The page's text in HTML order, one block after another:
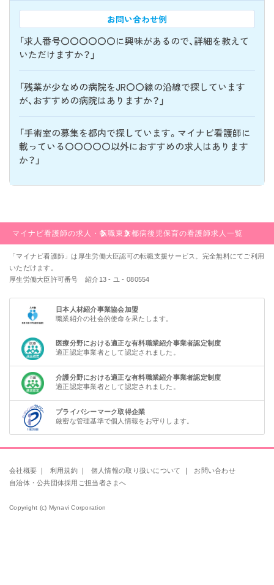
該当件数
お問い合わせ例
「求人番号〇〇〇〇〇〇に興味があるので、詳細を教えて
いただけますか？」
「残業が少なめの病院をJR〇〇線の沿線で探しています
が、おすすめの病院はありますか？」
「手術室の募集を都内で探しています。マイナビ看護師に
載っている〇〇〇〇〇以外におすすめの求人はあります
か？」
マイナビ看護師の求人・転職東京都病後児保育の看護師求人一覧
「マイナビ看護師」は厚生労働大臣認可の転職支援サービス。完全無料にてご利用
いただけます。
厚生労働大臣許可番号 紹介13 - ユ - 080554
日本人材紹介事業協会加盟
職業紹介の社会的使命を果たします。
医療分野における適正な有料職業紹介事業者認定制度
適正認定事業者として認定されました。
介護分野における適正な有料職業紹介事業者認定制度
適正認定事業者として認定されました。
プライバシーマーク取得企業
厳密な管理基準で個人情報をお守りします。
会社概要 利用規約 個人情報の取り扱いについて
お問い合わせ
自治体・公共団体採用ご担当者さまへ
Copyright (c) Mynavi Corporation